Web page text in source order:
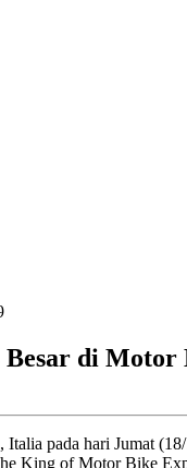
di Motor
pada hari Jumat
King of Motor Bike